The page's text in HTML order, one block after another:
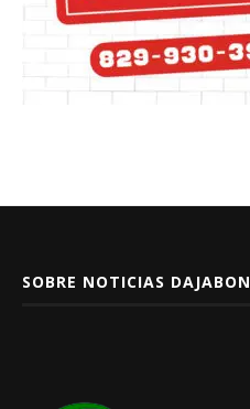
SOBRE NOTICIAS DAJABON